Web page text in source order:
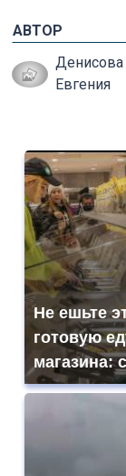
АВТОР
Денисова
Евгения
Не ешьте
готовую
магазина: